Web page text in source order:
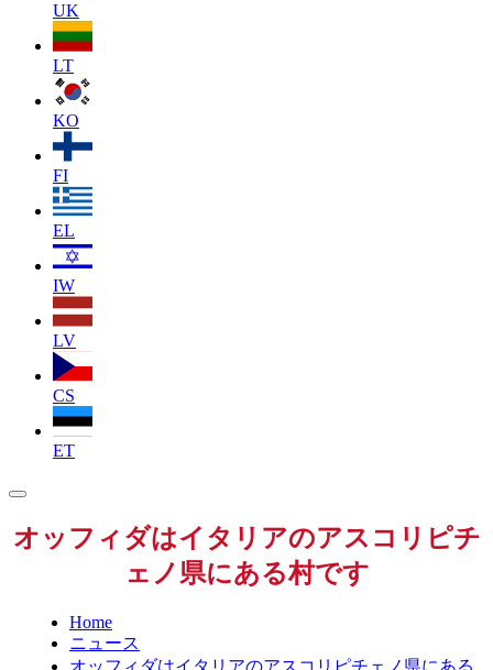
UK
LT
KO
FI
EL
IW
LV
CS
ET
オッフィダはイタリアのアスコリピチ
ェノ県にある村です
Home
ニュース
オッフィダはイタリアのアスコリピチェノ県にある